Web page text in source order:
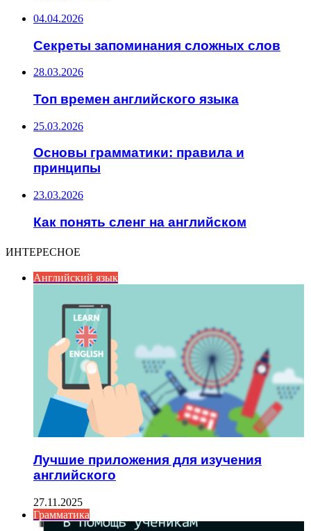
04.04.2026
Секреты запоминания сложных слов
28.03.2026
Топ времен английского языка
25.03.2026
Основы грамматики: правила и
принципы
23.03.2026
Как понять сленг на английском
ИНТЕРЕСНОЕ
Английский язык
Лучшие приложения для изучения
английского
27.11.2025
Грамматика